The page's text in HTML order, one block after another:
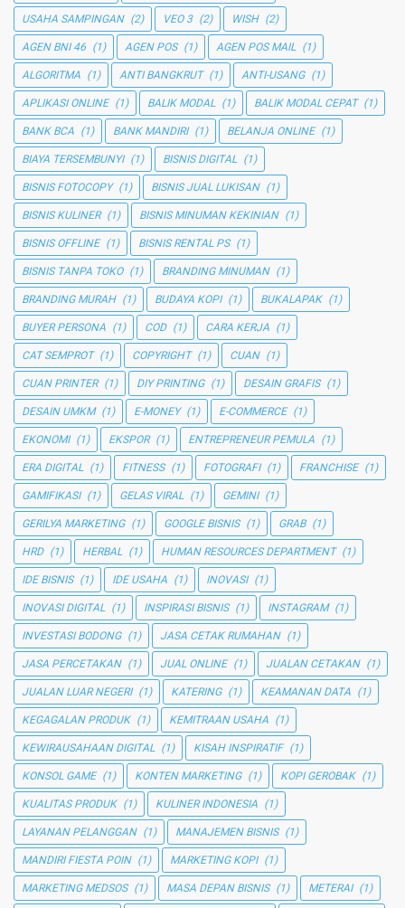
USAHA SAMPINGAN (2) VEO 3 (2) WISH (2)
AGEN BNI 46 (1) AGEN POS (1) AGEN POS MAIL (1)
ALGORITMA (1) ANTI BANGKRUT (1) ANTI-USANG (1)
APLIKASI ONLINE (1) BALIK MODAL (1) BALIK MODAL CEPAT (1)
BANK BCA (1) BANK MANDIRI (1) BELANJA ONLINE (1)
BIAYA TERSEMBUNYI (1) BISNIS DIGITAL (1)
BISNIS FOTOCOPY (1) BISNIS JUAL LUKISAN (1)
BISNIS KULINER (1) BISNIS MINUMAN KEKINIAN (1)
BISNIS OFFLINE (1) BISNIS RENTAL PS (1)
BISNIS TANPA TOKO (1) BRANDING MINUMAN (1)
BRANDING MURAH (1) BUDAYA KOPI (1) BUKALAPAK (1)
BUYER PERSONA (1) COD (1) CARA KERJA (1)
CAT SEMPROT (1) COPYRIGHT (1) CUAN (1)
CUAN PRINTER (1) DIY PRINTING (1) DESAIN GRAFIS (1)
DESAIN UMKM (1) E-MONEY (1) E-COMMERCE (1)
EKONOMI (1) EKSPOR (1) ENTREPRENEUR PEMULA (1)
ERA DIGITAL (1) FITNESS (1) FOTOGRAFI (1) FRANCHISE (1)
GAMIFIKASI (1) GELAS VIRAL (1) GEMINI (1)
GERILYA MARKETING (1) GOOGLE BISNIS (1) GRAB (1)
HRD (1) HERBAL (1) HUMAN RESOURCES DEPARTMENT (1)
IDE BISNIS (1) IDE USAHA (1) INOVASI (1)
INOVASI DIGITAL (1) INSPIRASI BISNIS (1) INSTAGRAM (1)
INVESTASI BODONG (1) JASA CETAK RUMAHAN (1)
JASA PERCETAKAN (1) JUAL ONLINE (1) JUALAN CETAKAN (1)
JUALAN LUAR NEGERI (1) KATERING (1) KEAMANAN DATA (1)
KEGAGALAN PRODUK (1) KEMITRAAN USAHA (1)
KEWIRAUSAHAAN DIGITAL (1) KISAH INSPIRATIF (1)
KONSOL GAME (1) KONTEN MARKETING (1) KOPI GEROBAK (1)
KUALITAS PRODUK (1) KULINER INDONESIA (1)
LAYANAN PELANGGAN (1) MANAJEMEN BISNIS (1)
MANDIRI FIESTA POIN (1) MARKETING KOPI (1)
MARKETING MEDSOS (1) MASA DEPAN BISNIS (1) METERAI (1)